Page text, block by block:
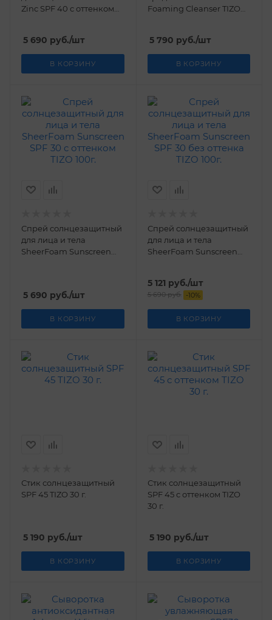
Zinc SPF 40 с оттенком
5 690 руб./шт
В КОРЗИНУ
Foaming Cleanser TIZO
5 790 руб./шт
В КОРЗИНУ
Спрей солнцезащитный
для лица и тела
SheerFoam Sunscreen
5 690 руб./шт
В КОРЗИНУ
Спрей солнцезащитный
для лица и тела
SheerFoam Sunscreen
5 121 руб./шт
5 690руб. -10%
В КОРЗИНУ
Стик солнцезащитный
SPF 45 TIZO 30 г.
5 190 руб./шт
В КОРЗИНУ
Стик солнцезащитный
SPF 45 с оттенком TIZO
30 г.
5 190 руб./шт
В КОРЗИНУ